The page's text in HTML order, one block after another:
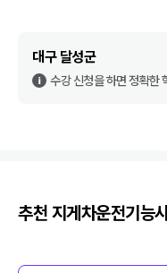
대구 달성군
수강 신청을 하면 정확한
추천 지게차운전기능